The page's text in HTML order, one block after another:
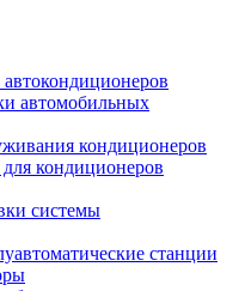
автомобильных
кондиционеров
кондиционеров
системы
станции